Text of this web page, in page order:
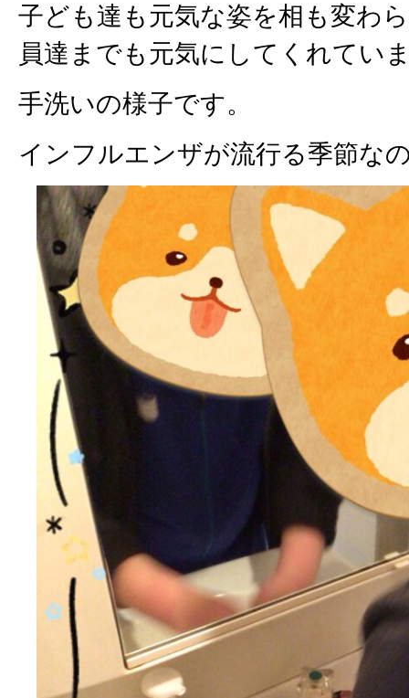
子ども達も元気な姿を相も変わ
員達までも元気にしてくれてい
手洗いの様子です。
インフルエンザが流行る季節な